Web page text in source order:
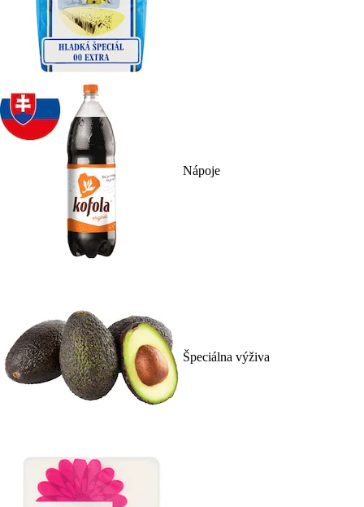
Nápoje
Špeciálna výživa